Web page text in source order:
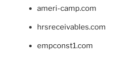
ameri-camp.com
hrsreceivables.com
empconst1.com